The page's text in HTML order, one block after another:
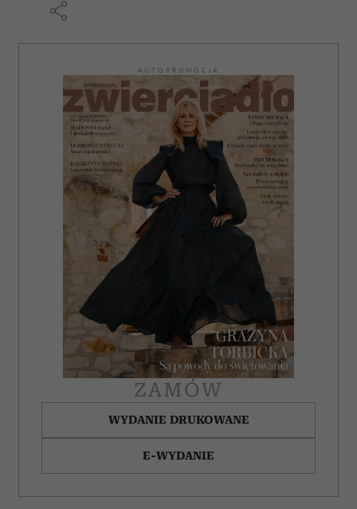
AUTOPROMOCJA
ZAMÓW
WYDANIE DRUKOWANE
E-WYDANIE